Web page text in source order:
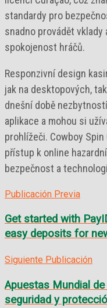
standardy pro
snadno provádět vklady
spokojenost hráčů.
Responzivní design
jak na desktopových,
dnešní době
aplikace a mohou si
prohlížeči. Cowboy
přístup k online
bezpečnost a
Publicación Previa
Get started with
easy deposits for
Siguiente Publicación
Apuestas Mundial
seguridad y